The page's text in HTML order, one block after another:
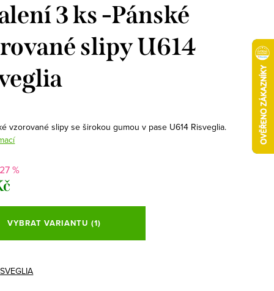
3 ks -Pánské
slipy U614
vzorované slipy se širokou gumou v pase U614 Risveglia.
%
VYBRAT VARIANTU (1)